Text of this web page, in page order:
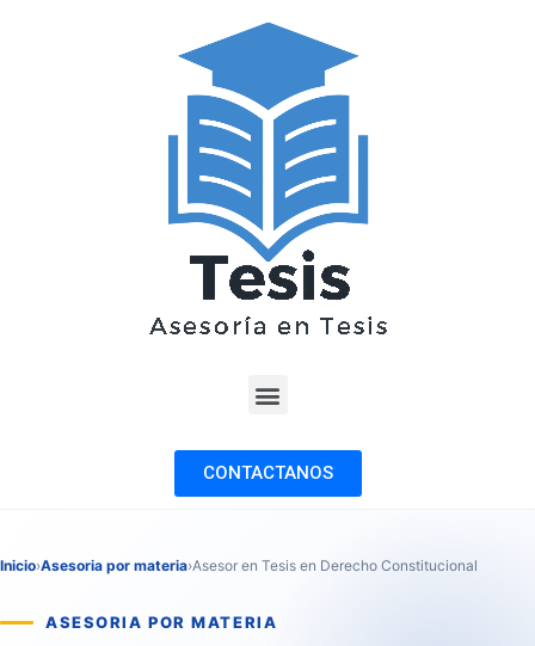
CONTACTANOS
Inicio›Asesoria por materia›Asesor en Tesis en Derecho Constitucional
ASESORIA POR MATERIA